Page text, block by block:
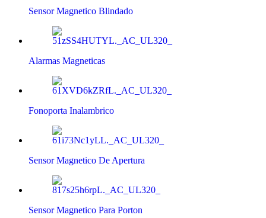
Sensor Magnetico Blindado
Alarmas Magneticas
Fonoporta Inalambrico
Sensor Magnetico De Apertura
Sensor Magnetico Para Porton